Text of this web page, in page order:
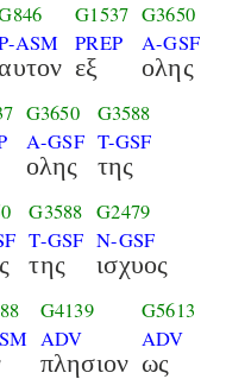
ASM
G1537
PREP
εξ
G3650
A-GSF
ολης
G3650
A-GSF
ολης
G3588
T-GSF
της
G3588
T-GSF
της
G2479
N-GSF
ισχυος
G4139
ADV
πλησιον
G5613
ADV
ως